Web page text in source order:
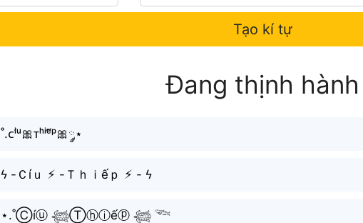
Tạo kí tự
Đang thịnh hành
˚.ᴄⁱ́ᵘ🎀ᴛʰⁱᵉ̂́ᵖ🎀༘⋆
ϟ -Ｃíｕ ⚡︎ -Ｔｈｉếｐ ⚡︎ - ϟ
⋆.˚Ⓒíⓤ 𓆉Ⓣⓗⓘếⓟ 𓆉 𓆝